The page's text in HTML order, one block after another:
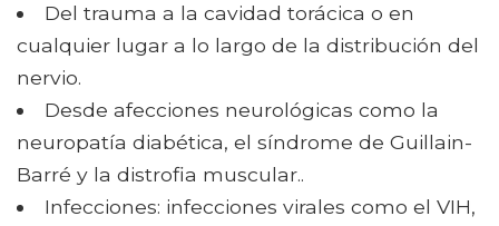
Del trauma a la cavidad torácica o en
cualquier lugar a lo largo de la distribución del
nervio.
Desde afecciones neurológicas como la
neuropatía diabética, el síndrome de Guillain-
Barré y la distrofia muscular..
Infecciones: infecciones virales como el VIH,